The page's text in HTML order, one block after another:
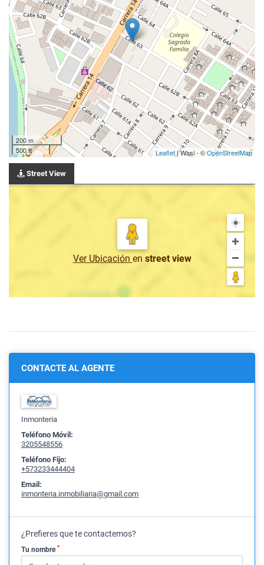
200 m
500 ft
Leaflet| Wasi - ©OpenStreetMap
Street View
Ver Ubicación en street view
CONTACTE AL AGENTE
Inmonteria
Teléfono Móvil:
3205548556
Teléfono Fijo:
+573233444404
Email:
inmonteria.inmobiliaria@gmail.com
¿Prefieres que te contactemos?
Tu nombre *